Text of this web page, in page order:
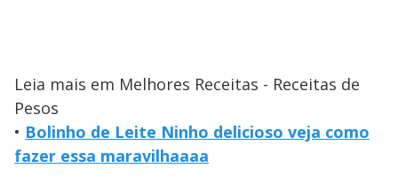
Leia mais em Melhores Receitas - Receitas de
Pesos
• Bolinho de Leite Ninho delicioso veja como
fazer essa maravilhaaaa